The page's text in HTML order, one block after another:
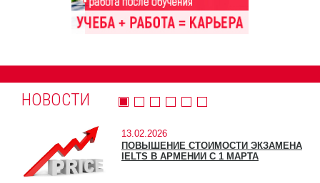
НОВОСТИ
13.02.2026
ПОВЫШЕНИЕ СТОИМОСТИ ЭКЗАМЕНА
IELTS В АРМЕНИИ С 1 МАРТА